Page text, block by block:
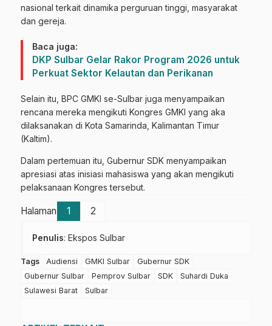
nasional terkait dinamika perguruan tinggi, masyarakat
dan gereja.
Baca juga:
DKP Sulbar Gelar Rakor Program 2026 untuk
Perkuat Sektor Kelautan dan Perikanan
Selain itu, BPC GMKI se-Sulbar juga menyampaikan
rencana mereka mengikuti Kongres GMKI yang aka
dilaksanakan di Kota Samarinda, Kalimantan Timur
(Kaltim).
‎Dalam pertemuan itu, Gubernur SDK menyampaikan
apresiasi atas inisiasi mahasiswa yang akan mengikuti
pelaksanaan Kongres tersebut.
Halaman 1 2
Penulis: Ekspos Sulbar
Tags Audiensi GMKI Sulbar
Gubernur SDK
Gubernur Sulbar
Pemprov Sulbar SDK
Suhardi Duka
Sulawesi Barat
Sulbar